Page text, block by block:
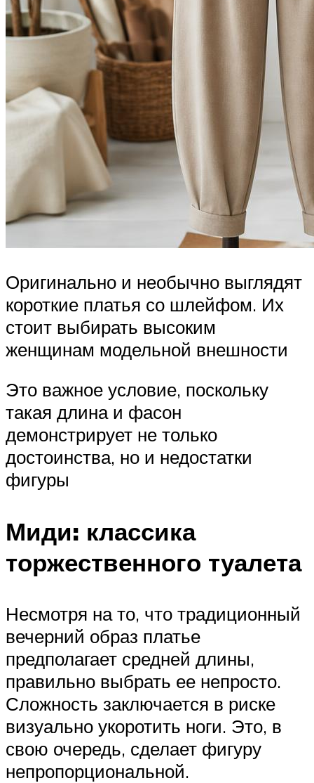
Оригинально и необычно выглядят
короткие платья со шлейфом. Их
стоит выбирать высоким
женщинам модельной внешности
Это важное условие, поскольку
такая длина и фасон
демонстрирует не только
достоинства, но и недостатки
фигуры
Миди: классика
торжественного туалета
Несмотря на то, что традиционный
вечерний образ платье
предполагает средней длины,
правильно выбрать ее непросто.
Сложность заключается в риске
визуально укоротить ноги. Это, в
свою очередь, сделает фигуру
непропорциональной.